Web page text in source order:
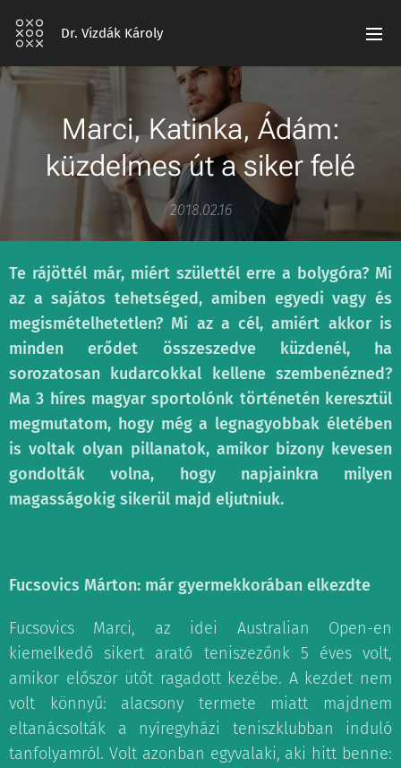
Dr. Vizdák Károly
Marci, Katinka, Ádám:
küzdelmes út a siker felé
2018.02.16
Te rájöttél már, miért születtél erre a bolygóra? Mi
az a sajátos tehetséged, amiben egyedi vagy és
megismételhetetlen? Mi az a cél, amiért akkor is
minden erődet összeszedve küzdenél, ha
sorozatosan kudarcokkal kellene szembenézned?
Ma 3 híres magyar sportolónk történetén keresztül
megmutatom, hogy még a legnagyobbak életében
is voltak olyan pillanatok, amikor bizony kevesen
gondolták volna, hogy napjainkra milyen
magasságokig sikerül majd eljutniuk.
Fucsovics Márton: már gyermekkorában elkezdte
Fucsovics Marci, az idei Australian Open-en
kiemelkedő sikert arató teniszezőnk 5 éves volt,
amikor először ütőt ragadott kezébe. A kezdet nem
volt könnyű: alacsony termete miatt majdnem
eltanácsolták a nyíregyházi teniszklubban induló
tanfolyamról. Volt azonban egyvalaki, aki hitt benne: